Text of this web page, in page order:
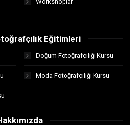
Workshoplar
Eğitimleri
Doğum Fotoğrafçılığı Kursu
Moda Fotoğrafçılığı Kursu